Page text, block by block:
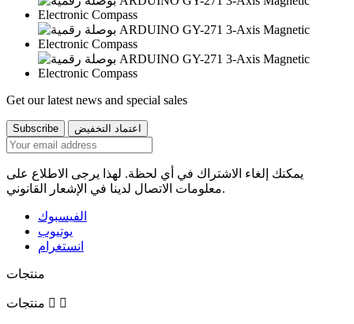
Get our latest news and special sales
يمكنك إلغاء الاشتراك في أي لحظة. لهذا يرجى الاطلاع على
معلومات الاتصال لدينا في الإشعار القانوني.
الفيسبوك
يوتيوب
انستغرام
منتجات
منتجات  